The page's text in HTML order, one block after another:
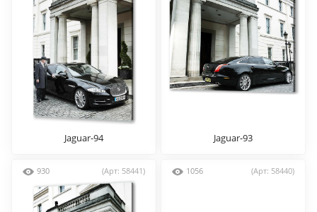
Jaguar-94 Jaguar-93
930 (Арт: 58441) 1056 (Арт: 58440)